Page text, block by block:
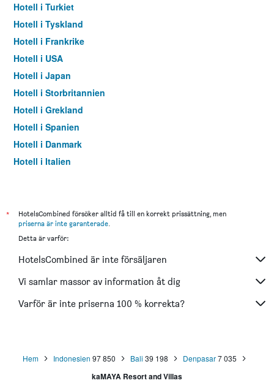
Hotell i Turkiet
Hotell i Tyskland
Hotell i Frankrike
Hotell i USA
Hotell i Japan
Hotell i Storbritannien
Hotell i Grekland
Hotell i Spanien
Hotell i Danmark
Hotell i Italien
*
HotelsCombined försöker alltid få till en korrekt prissättning, men
priserna är inte garanterade.
Detta är varför:
HotelsCombined är inte försäljaren
Vi samlar massor av information åt dig
Varför är inte priserna 100 % korrekta?
Hem Indonesien 97 850 Bali 39 198 Denpasar7 035
kaMAYA Resort and Villas